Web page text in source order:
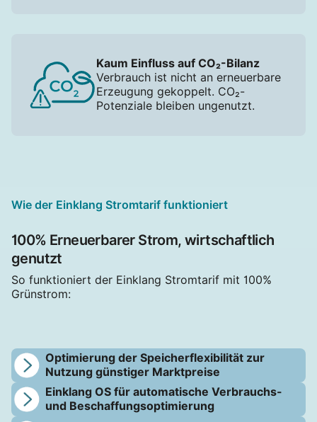
Kaum Einfluss auf CO₂-Bilanz
Verbrauch ist nicht an erneuerbare
Erzeugung gekoppelt. CO₂-
Potenziale bleiben ungenutzt.
Wie der Einklang Stromtarif funktioniert
100% Erneuerbarer Strom, wirtschaftlich
genutzt
So funktioniert der Einklang Stromtarif mit 100%
Grünstrom:
Optimierung der Speicherflexibilität zur
Nutzung günstiger Marktpreise
Einklang OS für automatische Verbrauchs-
und Beschaffungsoptimierung